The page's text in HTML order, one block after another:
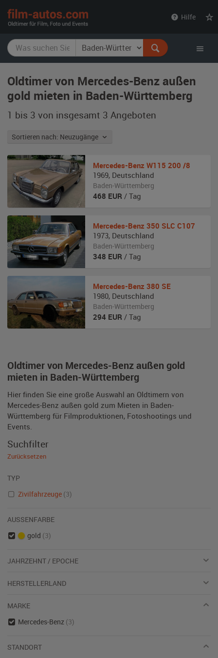
Hilfe
Oldtimer von Mercedes-Benz außen
gold mieten in Baden-Württemberg
1 bis 3 von insgesamt 3 Angeboten
Sortieren nach: Neuzugänge
Oldtimer von Mercedes-Benz außen gold
mieten in Baden-Württemberg
Hier finden Sie eine große Auswahl an Oldtimern von
Mercedes-Benz außen gold zum Mieten in Baden-
Württemberg für Filmproduktionen, Fotoshootings und
Events.
Mercedes-Benz W115 200 /8
1969, Deutschland
Baden-Württemberg
468 EUR / Tag
Mercedes-Benz 350 SLC C107
1973, Deutschland
Baden-Württemberg
348 EUR / Tag
Mercedes-Benz 380 SE
1980, Deutschland
Baden-Württemberg
294 EUR / Tag
Suchfilter
Zurücksetzen
TYP
Zivilfahrzeuge (3)
AUSSENFARBE
gold (3)
JAHRZEHNT / EPOCHE
HERSTELLERLAND
MARKE
Mercedes-Benz (3)
STANDORT